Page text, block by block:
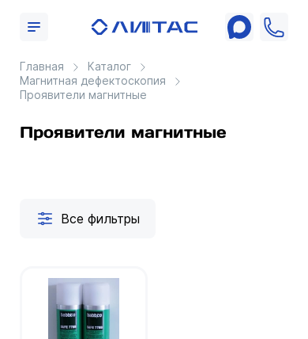
Главная
Каталог
Магнитная дефектоскопия
Проявители магнитные
Проявители магнитные
Все фильтры